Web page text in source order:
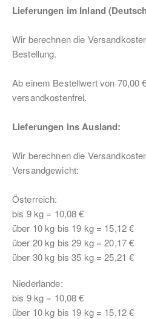
Lieferungen im Inland
Wir berechnen die
Bestellung.
Ab einem Bestellwert von 70,00
versandkostenfrei.
Lieferungen ins Ausland:
Wir berechnen die
Versandgewicht:
Österreich:
bis 9 kg = 10,08 €
über 10 kg bis 19 kg = 15,12 €
über 20 kg bis 29 kg = 20,17 €
über 30 kg bis 35 kg = 25,21 €
Niederlande:
bis 9 kg = 10,08 €
über 10 kg bis 19 kg = 15,12 €